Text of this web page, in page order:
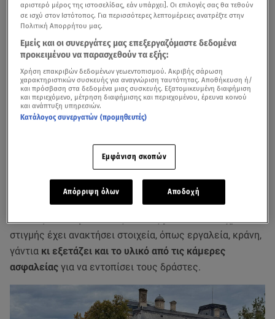
Λούβρο: Ψάχνουν για συνεργάτη μέσα από το Μουσείο
Ο ερευνητής τέχνης Άρθουρ Μπραντ
από τα μεγαλύτερα ανθρωποκυνηγητά στην ιστορία της
Γαλλίας.
Les images du cambriolage du Louvre (document
October 19, 2025
Η BRB διαθέτει100 πράκτορες, από τους οποίους οι 12
είναι εξειδικευμένοι στις κλοπές μουσείων.Μέχρι
στιγμής έχει ανακτήσει στοιχεία, όπως εργαλεία, κράνη,
γάντια κι εξετάζει και το υλικό από τις κάμερες
ασφαλείας για να εντοπίσει τους δράστες.
αριστερό μέρος της ιστοσελίδας, εάν υπάρχει]. Οι επιλογές σας θα τεθούν
σε ισχύ στον Ιστότοπος. Για περισσότερες λεπτομέρειες ανατρέξτε στην
Πολιτική Απορρήτου μας.
Εμείς και οι συνεργάτες μας επεξεργαζόμαστε δεδομένα
προκειμένου να παρασχεθούν τα εξής:
Χρήση επακριβών δεδομένων γεωεντοπισμού. Ακριβής σάρωση
χαρακτηριστικών συσκευής για αναγνώριση ταυτότητας. Αποθήκευση ή/
και πρόσβαση στα δεδομένα μιας συσκευής. Εξατομικευμένη διαφήμιση
και περιεχόμενο, μέτρηση διαφήμισης και περιεχομένου, έρευνα κοινού
και ανάπτυξη υπηρεσιών.
Κατάλογος συνεργατών (προμηθευτές)
Εμφάνιση σκοπών
Απόρριψη όλων Αποδοχή